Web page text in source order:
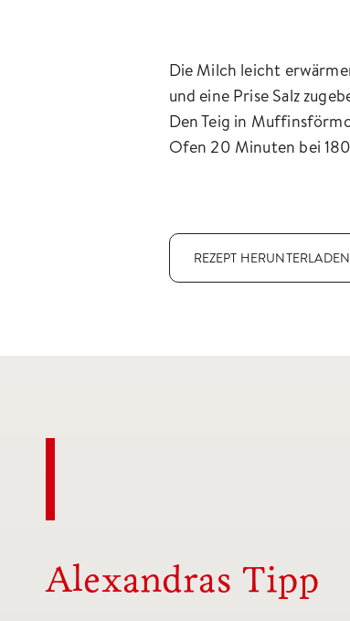
Die Milch leicht
und eine Prise Salz
Den Teig in
Ofen 20 Minuten bei
REZEPT HERUNTERLADEN
Alexandras Tipp